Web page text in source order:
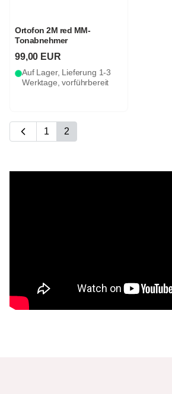
Ortofon 2M red MM-
Tonabnehmer
99,00 EUR
Auf Lager, Lieferung 1-3
Werktage, vorführbereit
1 2